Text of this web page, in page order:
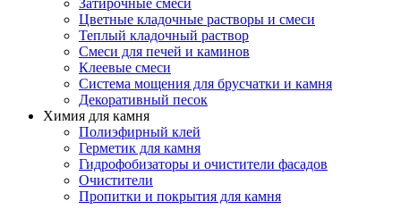
Затирочные смеси
Цветные кладочные растворы и смеси
Теплый кладочный раствор
Смеси для печей и каминов
Клеевые смеси
Система мощения для брусчатки и камня
Декоративный песок
Химия для камня
Полиэфирный клей
Герметик для камня
Гидрофобизаторы и очистители фасадов
Очистители
Пропитки и покрытия для камня